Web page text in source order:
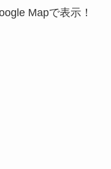
Mapで表示！